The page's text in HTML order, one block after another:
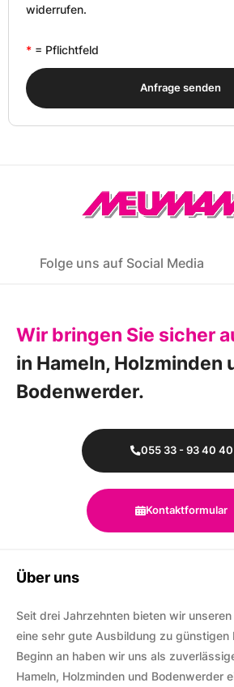
widerrufen.
* = Pflichtfeld
Anfrage senden
Folge uns auf Social Media
Wir bringen Sie sicher
in Hameln, Holzminden
Bodenwerder.
055 33 - 93 40 40
Kontaktformular
Über uns
Seit drei Jahrzehnten bieten wir
eine sehr gute Ausbildung zu günstigen
Beginn an haben wir uns als
Hameln, Holzminden und Bodenwerder